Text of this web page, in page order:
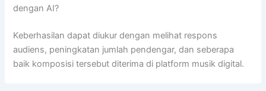
dengan AI?
Keberhasilan dapat diukur dengan melihat respons
audiens, peningkatan jumlah pendengar, dan seberapa
baik komposisi tersebut diterima di platform musik digital.